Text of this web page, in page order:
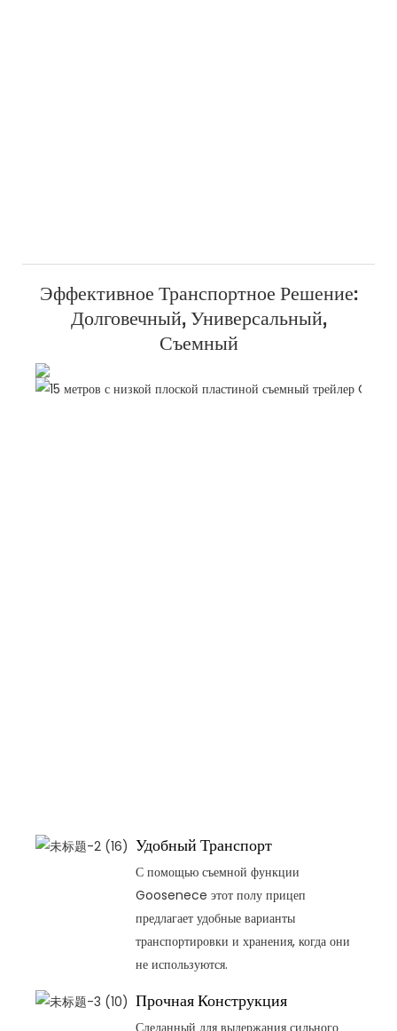
Эффективное Транспортное Решение:
Долговечный, Универсальный,
Съемный
Удобный Транспорт
С помощью съемной функции
Goosenece этот полу прицеп
предлагает удобные варианты
транспортировки и хранения, когда они
не используются.
Прочная Конструкция
Сделанный для выдержания сильного